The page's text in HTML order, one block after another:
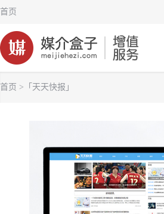
首页
首页 >「天天快报」